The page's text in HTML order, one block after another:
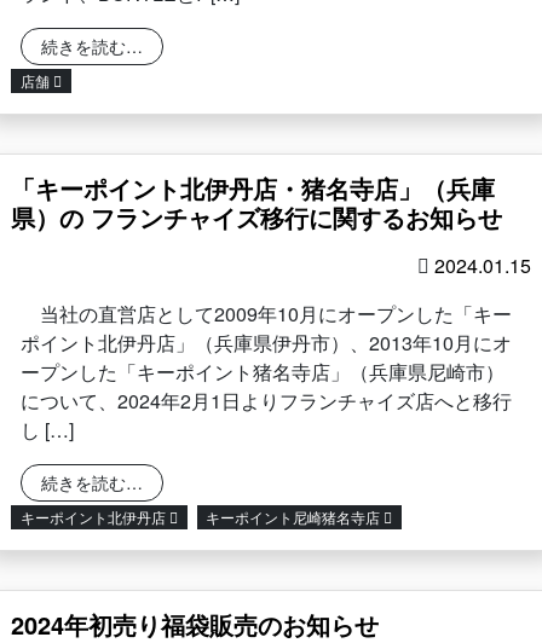
続きを読む… from 早期受注イベントのご案内：BURTLE ×
店舗
「キーポイント北伊丹店・猪名寺店」（兵庫
県）の フランチャイズ移行に関するお知らせ
2024.01.15
当社の直営店として2009年10月にオープンした「キー
ポイント北伊丹店」（兵庫県伊丹市）、2013年10月にオ
ープンした「キーポイント猪名寺店」（兵庫県尼崎市）
について、2024年2月1日よりフランチャイズ店へと移行
し […]
続きを読む… from 「キーポイント北伊丹店・猪名寺店」（兵庫
キーポイント北伊丹店 キーポイント尼崎猪名寺店
2024年初売り福袋販売のお知らせ